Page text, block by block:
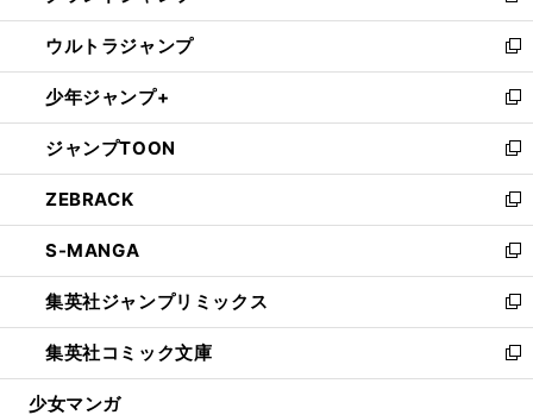
開
く
ウ
で
開
く
ン
ド
ウ
で
開
く
ウ
ィ
ン
ド
ウ
で
開
く
し
い
ウ
ィ
ン
ド
ウ
で
開
く
ウルトラジャンプ
新
し
い
ウ
ィ
ン
ド
ウ
で
開
く
少年ジャンプ+
新
し
い
ウ
ィ
ン
ド
ウ
で
開
く
ジャンプTOON
新
し
い
ウ
ィ
ン
ド
ウ
で
開
ZEBRACK
新
し
い
ウ
ィ
ン
ド
ウ
S-MANGA
新
し
い
ウ
ィ
ン
集英社ジャンプリミックス
新
し
い
ウ
集英社コミック文庫
新
し
少女マンガ